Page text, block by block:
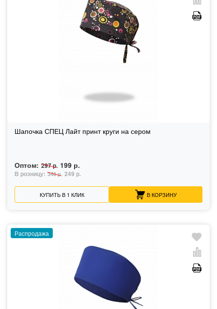
Шапочка СПЕЦ Лайт принт круги на сером
Оптом: 297 р. 199 р.
В розницу: 348 р. 249 р.
КУПИТЬ В 1 КЛИК В КОРЗИНУ
Распродажа